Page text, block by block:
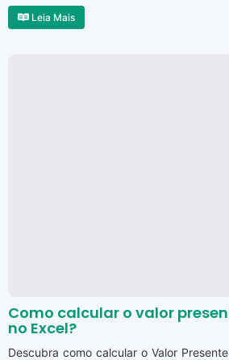
Leia Mais
Como calcular o valor
no Excel?
Descubra como calcular o Valor